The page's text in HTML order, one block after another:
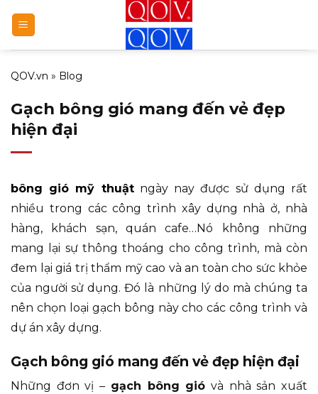
qua
nội
dung
QOV.vn » Blog
Gạch bông gió mang đến vẻ đẹp
hiện đại
bông gió mỹ thuậtngày nay được sử dụng rất
nhiều trong các công trình xây dựng nhà ở, nhà
hàng, khách sạn, quán cafe…Nó không những
mang lại sự thông thoáng cho công trình, mà còn
đem lại giá trị thẩm mỹ cao và an toàn cho sức khỏe
của người sử dụng. Đó là những lý do mà chúng ta
nên chọn loại gạch bông này cho các công trình và
dự án xây dựng.
Gạch bông gió mang đến vẻ đẹp hiện đại
Những đơn vị – gạch bông gió và nhà sản xuất